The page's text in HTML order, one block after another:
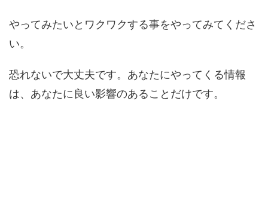
やってみたいとワクワクする事をやってみてくださ
い。
恐れないで大丈夫です。あなたにやってくる情報
は、あなたに良い影響のあることだけです。